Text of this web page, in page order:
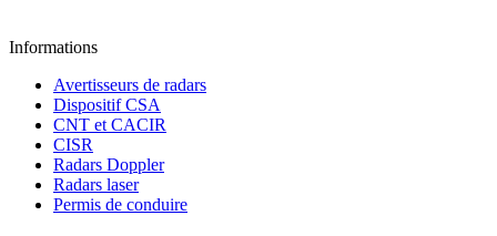
Informations
Avertisseurs de radars
Dispositif CSA
CNT et CACIR
CISR
Radars Doppler
Radars laser
Permis de conduire